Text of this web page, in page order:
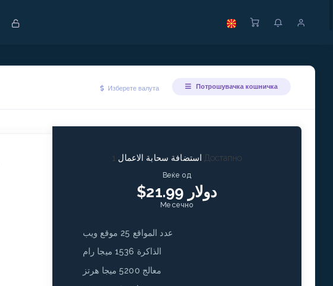
Изберете валута Потрошувачка кошничка
استضافة سحابة الاعمال 1 Достапно
Веќе од
$21.99 دولار
Месечно
عدد المواقع 25 موقع ويب
الذاكرة 1536 ميجا رام
معالج 5200 ميجا هرتز